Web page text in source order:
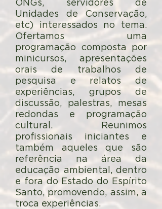
ONGs, servidores de
Unidades de Conservação,
etc) interessados no tema.
Ofertamos uma
programação composta por
minicursos, apresentações
orais de trabalhos de
pesquisa e relatos de
experiências, grupos de
discussão, palestras, mesas
redondas e programação
cultural. Reunimos
profissionais iniciantes e
também aqueles que são
referência na área da
educação ambiental, dentro
e fora do Estado do Espírito
Santo, promovendo, assim, a
troca experiências.